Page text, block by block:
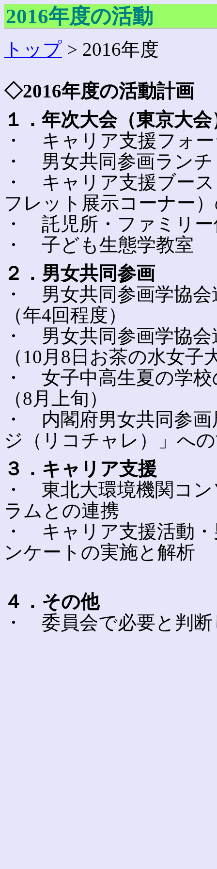
2016年度の活動
トップ > 2016年度
◇2016年度の活動計画
１．年次大会（東京大
・ キャリア支援フォ
・ 男女共同参画ラン
・ キャリア支援ブー
フレット展示コーナー
・ 託児所・ファミリ
・ 子ども生態学教室
２．男女共同参画
・ 男女共同参画学協
（年4回程度）
・ 男女共同参画学協
（10月8日お茶の水女子
・ 女子中高生夏の学
（8月上旬）
・ 内閣府男女共同参
ジ（リコチャレ）」へ
３．キャリア支援
・ 東北大環境機関コ
ラムとの連携
・ キャリア支援活動
ンケートの実施と解析
４．その他
・ 委員会で必要と判